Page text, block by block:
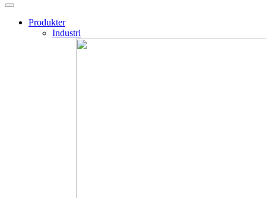
Produkter
Industri